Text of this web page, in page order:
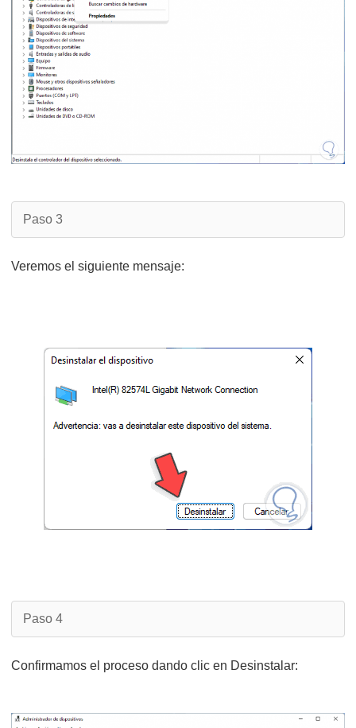
Paso 3
Veremos el siguiente mensaje:
Paso 4
Confirmamos el proceso dando clic en Desinstalar: